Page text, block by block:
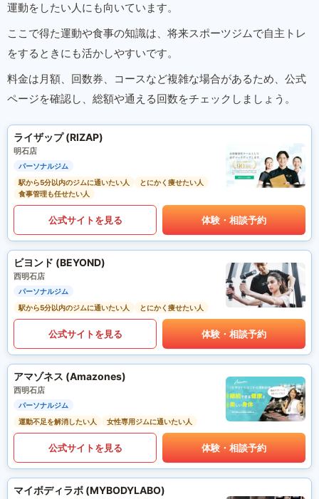
運動をしたい人にも向いています。
ここで得た運動や食事の知識は、将来スポーツジムで自主トレ
をするときにも活かしやすいです。
料金は月額、回数券、コースなど複雑な場合があるため、公式
ページを確認し、総額や通える回数をチェックしましょう。
ライザップ (RIZAP)
明石店
パーソナルジム
駅から5分以内のジムに通いたい人
とにかく痩せたい人
食事管理も任せたい人
公式サイトを見る 体験・相談予約
ビヨンド (BEYOND)
西明石店
パーソナルジム
駅から5分以内のジムに通いたい人
とにかく痩せたい人
公式サイトを見る 体験・相談予約
アマゾネス (Amazones)
西明石店
パーソナルジム
運動不足を解消したい人
女性専用ジムに通いたい人
公式サイトを見る 体験・相談予約
マイボディラボ (MYBODYLABO)